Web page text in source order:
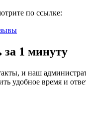
по ссылке:
1 минуту
и наш
удобное время и